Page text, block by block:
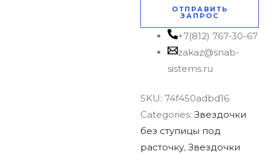
ОТПРАВИТЬ
ЗАПРОС
+7(812) 767-30-67
zakaz@snab-
sistems.ru
SKU: 74f450adbd16
Categories:Звездочки
без ступицы под
расточку,Звездочки